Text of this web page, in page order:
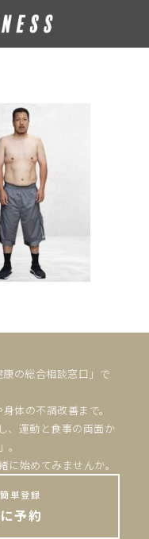
の総合相談窓口」で
体の不調改善まで。
、運動と食事の両面か
に始めてみませんか。
単登録
予約